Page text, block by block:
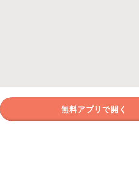
無料アプリで開く